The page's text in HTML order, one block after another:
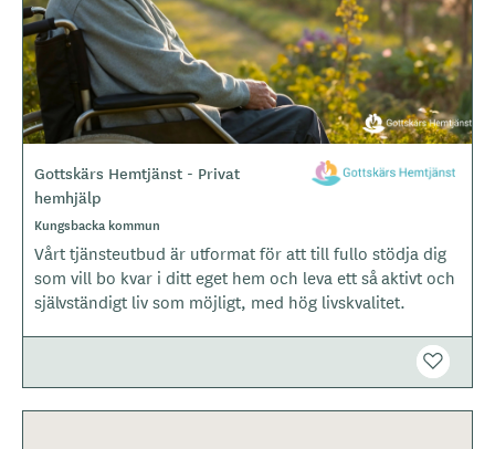
r
L
o
t
y
p
e
Gottskärs Hemtjänst - Privat
hemhjälp
Kungsbacka kommun
Vårt tjänsteutbud är utformat för att till fullo stödja dig
som vill bo kvar i ditt eget hem och leva ett så aktivt och
självständigt liv som möjligt, med hög livskvalitet.